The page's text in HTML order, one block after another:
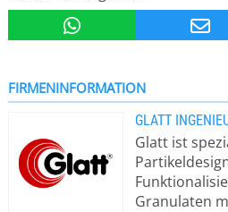
FIRMENINFORMATION
GLATT
Glatt ist
Granulaten